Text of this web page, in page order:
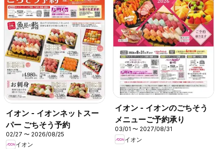
イオン - イオンネットスー
パー ごちそう予約
02/27 〜 2026/08/25
イオン
イオン - イオンのごちそう
メニューご予約承り
03/01 〜 2027/08/31
イオン